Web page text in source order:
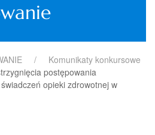
Komunikaty konkursowe
postępowania
opieki zdrowotnej w